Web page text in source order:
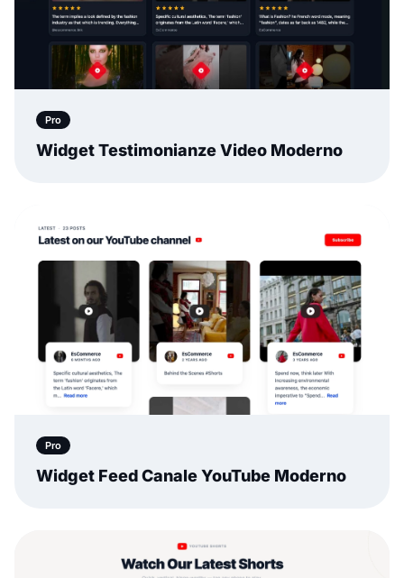
Pro
Widget Testimonianze Video Moderno
Pro
Widget Feed Canale YouTube Moderno